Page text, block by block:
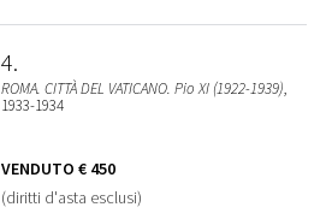
4
ROMA. CITTÀ DEL VATICANO. Pio XI (1922-1939),
1933-1934
VENDUTO € 450
(diritti d'asta esclusi)